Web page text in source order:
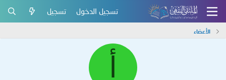
تسجيل الدخول تسجيل
الأعضاء